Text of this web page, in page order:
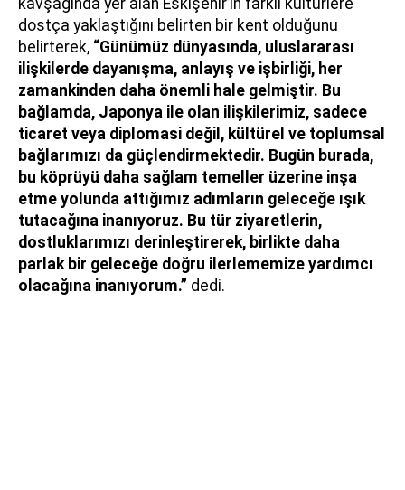
dostça yaklaştığını belirten bir kent olduğunu
belirterek, “Günümüz dünyasında, uluslararası
ilişkilerde dayanışma, anlayış ve işbirliği, her
zamankinden daha önemli hale gelmiştir. Bu
bağlamda, Japonya ile olan ilişkilerimiz, sadece
ticaret veya diplomasi değil, kültürel ve toplumsal
bağlarımızı da güçlendirmektedir. Bugün burada,
bu köprüyü daha sağlam temeller üzerine inşa
etme yolunda attığımız adımların geleceğe ışık
tutacağına inanıyoruz. Bu tür ziyaretlerin,
dostluklarımızı derinleştirerek, birlikte daha
parlak bir geleceğe doğru ilerlememize yardımcı
olacağına inanıyorum.” dedi.